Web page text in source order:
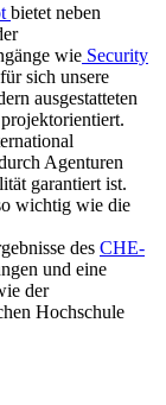
bietet neben
wie Security
sich unsere
ausgestatteten
Agenturen
garantiert ist.
wichtig wie die
des CHE-
und eine
der
Hochschule